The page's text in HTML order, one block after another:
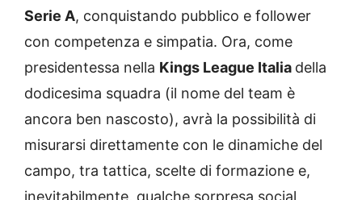
Serie A, conquistando pubblico e follower
con competenza e simpatia. Ora, come
presidentessa nella Kings League Italia della
dodicesima squadra (il nome del team è
ancora ben nascosto), avrà la possibilità di
misurarsi direttamente con le dinamiche del
campo, tra tattica, scelte di formazione e,
inevitabilmente, qualche sorpresa social